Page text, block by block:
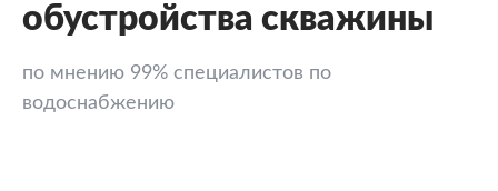
обустройства скважины
по мнению 99% специалистов по
водоснабжению